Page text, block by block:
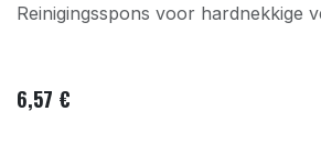
Reinigingsspons voor hardnekkige
6,57 €